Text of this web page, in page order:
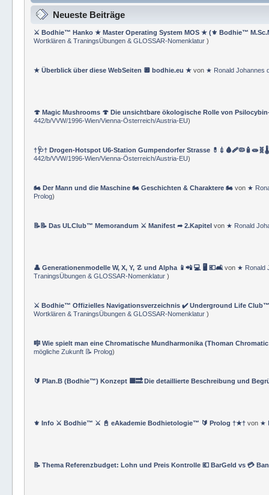
Neueste Beiträge
⚔ Bodhie™ Hanko ★ Master Operating System MOS ★ (⚜ Bodhie™
Wortklären & TraningsÜbungen & GLOSSAR-Nomenklatur)
★ Überblick über diese WebSeiten 🔲 bodhie.eu ★ von ★ Ronald Johannes
🍄 Magic Mushrooms 🍄 Die unsichtbare ökologische Rolle von
442/b/VVW/1996-Wien/Vienna-Österreich/Austria-EU)
†🩺† Drogen-Hotspot U6-Station Gumpendorfer Strasse
442/b/VVW/1996-Wien/Vienna-Österreich/Austria-EU)
🏍 Der Mann und die Maschine 🏍 Geschichten & Charaktere 🏍 von ★
Prolog)
📝📝 Das ULClub™ Memorandum ⚔ Manifest ➦ 2.Kapitelvon ★ Ronald
👤 Generationenmodelle W, X, Y, ☡ und Alpha 📱📲 💻 🖥️ 💶🛋️ von ★ Ronald
TraningsÜbungen & GLOSSAR-Nomenklatur)
⚔️ Bodhie™ Offizielles Navigationsverzeichnis ✔️ Underground Life Club™
Wortklären & TraningsÜbungen & GLOSSAR-Nomenklatur)
🎼 Wie spielt man eine Chromatische Mundharmonika (Thoman
mögliche Zukunft 📝 Prolog)
🔰 Plan.B (Bodhie™) Konzept 🟪🔜 Die detaillierte Beschreibung und
⚜ Info ⚔ Bodhie™ ⚔ 📓 eAkademie Bodhietologie™ 🔰 Prolog †★†von ★
📝 Thema Referenzbudget: Lohn und Preis Kontrolle 💶 BarGeld vs 💳